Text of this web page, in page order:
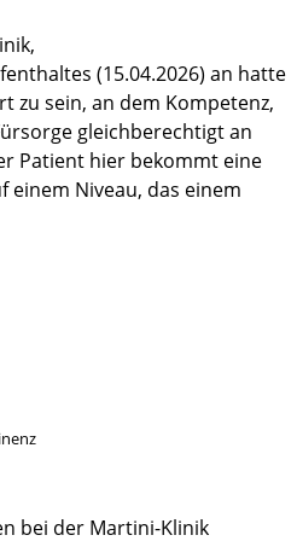
Erfahrungen ist es
die Leistung ihrer Klinik
ein bundesweites Leitbild
diesen erfolgreichen Weg
Sie, meinen Dank an das
(15.04.2026) an hatte
zu sein, an dem Kompetenz,
gleichberechtigt an
Patient hier bekommt eine
einem Niveau, das einem
zu sein, welches
Gespräche mit dem
wie zu Hause, aber alle
mit ein, welche für das
des Zimmers zuständig
bei der Martini-Klinik